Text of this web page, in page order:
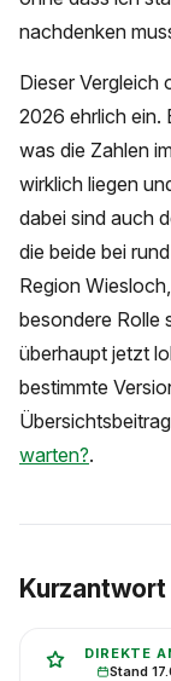
nachdenken
Dieser Vergleich
2026 ehrlich ein.
was die Zahlen
wirklich liegen
dabei sind auch
die beide bei
Region
besondere Rolle
überhaupt jetzt
bestimmte
Übersichtsbeitrag
warten?.
Kurzantwort
DIREKTE
Stand